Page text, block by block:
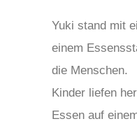
Yuki stand mit
einem
die Menschen.
Kinder liefen
Essen auf